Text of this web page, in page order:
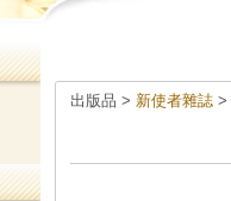
出版品 > 新使者雜誌 >